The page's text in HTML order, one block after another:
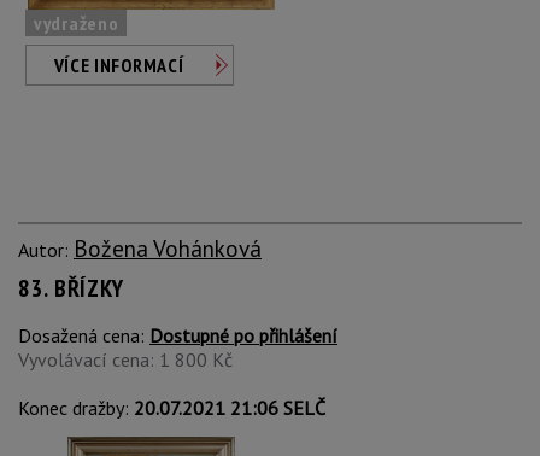
vydraženo
VÍCE INFORMACÍ
Autor: Božena Vohánková
83. BŘÍZKY
Dosažená cena: Dostupné po přihlášení
Vyvolávací cena: 1 800 Kč
Konec dražby: 20.07.2021 21:06 SELČ